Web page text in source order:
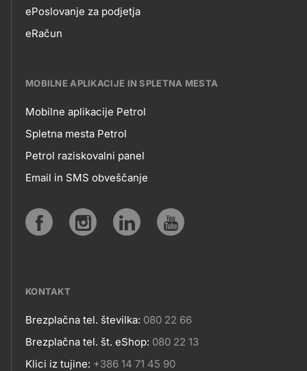
EPOSLOVANJE
ePoslovanje za podjetja
eRačun
MOBILNE APLIKACIJE IN SPLETNA MESTA
MOBILNE
APLIKACIJE
SPLETNA
Mobilne aplikacije Petrol
Spletna mesta Petrol
Petrol raziskovalni panel
Email in SMS obveščanje
KONTAKT
Kontakt
Brezplačna tel. številka: 080 22 66
Brezplačna tel. št. eShop: 080 22 13
Klici iz tujine: +386 14 71 45 90